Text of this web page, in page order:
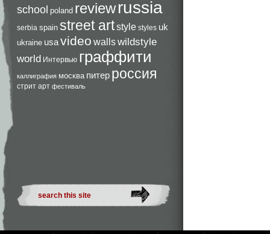
school poland reviewrussia
serbia spain street artstyle styles uk
ukraine usavideo wallswildstyle
world Интервью граффити
каллиграфия москва питер россия
стрит арт фестиваль